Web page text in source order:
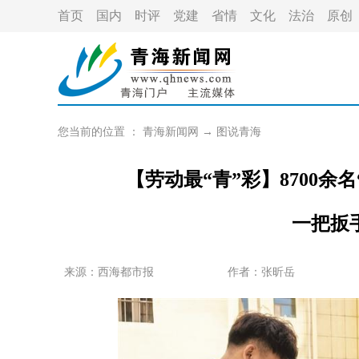
首页 国内 时评 党建 省情 文化 法治 原创
您当前的位置 ： 青海新闻网 → 图说青海
【劳动最“青”彩】8700余
一把扳
来源： 西海都市报 作者： 张昕岳